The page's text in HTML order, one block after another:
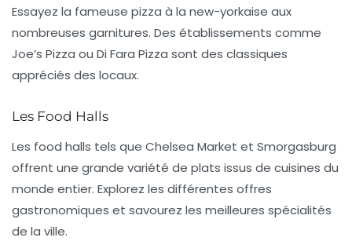
Essayez la fameuse pizza à la new-yorkaise aux
nombreuses garnitures. Des établissements comme
Joe’s Pizza ou Di Fara Pizza sont des classiques
appréciés des locaux.
Les Food Halls
Les food halls tels que Chelsea Market et Smorgasburg
offrent une grande variété de plats issus de cuisines du
monde entier. Explorez les différentes offres
gastronomiques et savourez les meilleures spécialités
de la ville.